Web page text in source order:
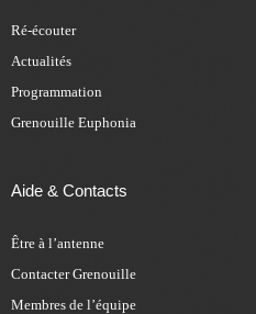
Ré-écouter
Actualités
Programmation
Grenouille Euphonia
Aide & Contacts
Être à l’antenne
Contacter Grenouille
Membres de l’équipe